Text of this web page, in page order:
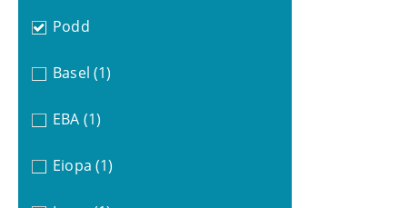
Podd
Basel (1)
EBA (1)
Eiopa (1)